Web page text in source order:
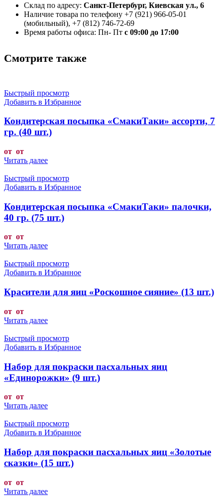
Склад по адресу: Санкт-Петербург, Киевская ул., 6
Наличие товара по телефону +7 (921) 966-05-01
(мобильный), +7 (812) 746-72-69
Время работы офиса: Пн- Пт с 09:00 до 17:00
Смотрите также
Быстрый просмотр
Добавить в Избранное
Кондитерская посыпка «СмакиТаки» ассорти, 7
гр. (40 шт.)
от от
Читать далее
Быстрый просмотр
Добавить в Избранное
Кондитерская посыпка «СмакиТаки» палочки,
40 гр. (75 шт.)
от от
Читать далее
Быстрый просмотр
Добавить в Избранное
Красители для яиц «Роскошное сияние» (13 шт.)
от от
Читать далее
Быстрый просмотр
Добавить в Избранное
Набор для покраски пасхальных яиц
«Единорожки» (9 шт.)
от от
Читать далее
Быстрый просмотр
Добавить в Избранное
Набор для покраски пасхальных яиц «Золотые
сказки» (15 шт.)
от от
Читать далее